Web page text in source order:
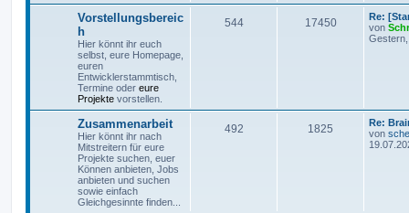
Vorstellungsbereic
h
Hier könnt ihr euch
selbst, eure Homepage,
euren
Entwicklerstammtisch,
Termine oder eure
Projekte vorstellen.
544 17450
Re:
von
Zusammenarbeit
Hier könnt ihr nach
Mitstreitern für eure
Projekte suchen, euer
Können anbieten, Jobs
anbieten und suchen
sowie einfach
Gleichgesinnte finden...
492 1825
Re:
von